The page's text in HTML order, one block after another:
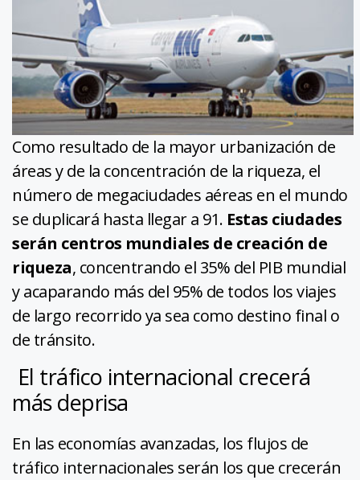
Como resultado de la mayor urbanización de
áreas y de la concentración de la riqueza, el
número de megaciudades aéreas en el mundo
se duplicará hasta llegar a 91. Estas ciudades
serán centros mundiales de creación de
riqueza, concentrando el 35% del PIB mundial
y acaparando más del 95% de todos los viajes
de largo recorrido ya sea como destino final o
de tránsito.
El tráfico internacional crecerá
más deprisa
En las economías avanzadas, los flujos de
tráfico internacionales serán los que crecerán